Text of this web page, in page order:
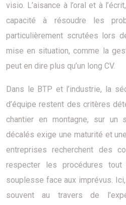
visio. L’aisance à l’oral et à
capacité à résoudre les
particulièrement scrutées lors
mise en situation, comme la
peut en dire plus qu’un long CV.
Dans le BTP et l’industrie, la
d’équipe restent des critères
chantier en montagne, sur
décalés exige une maturité et
entreprises recherchent des
respecter les procédures tout
souplesse face aux imprévus.
souvent au travers de